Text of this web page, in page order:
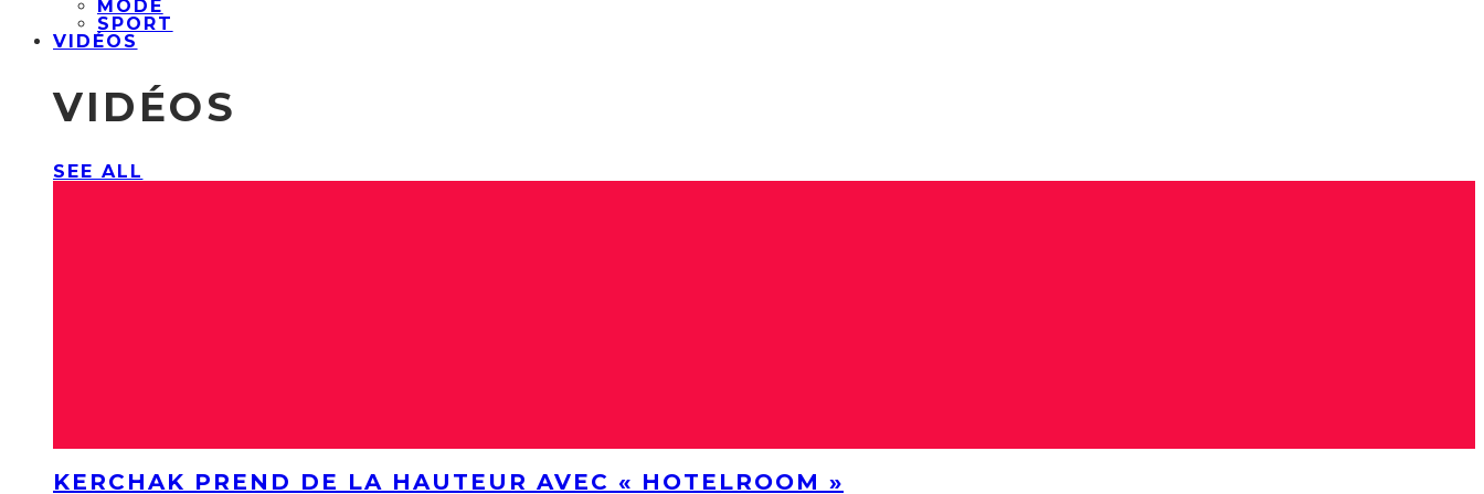
MODE
SPORT
VIDÉOS
VIDÉOS
SEE ALL
KERCHAK PREND DE LA HAUTEUR AVEC « HOTELROOM »